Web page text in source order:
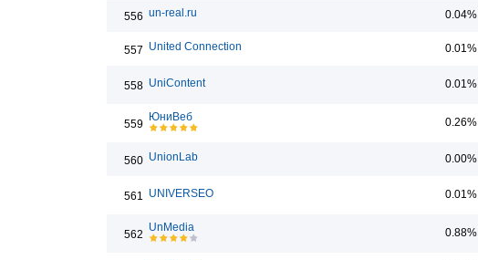
556 un-real.ru 0.04%
557 United Connection 0.01%
558 UniContent 0.01%
559
ЮниВеб 0.26%
560 UnionLab 0.00%
561 UNIVERSEO 0.01%
562
UnMedia 0.88%